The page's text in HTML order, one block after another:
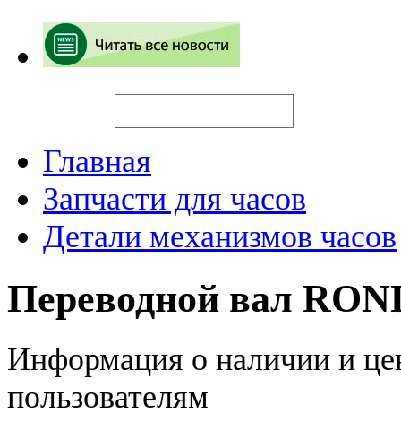
Главная
Запчасти для часов
Детали механизмов часов
Переводной вал
Информация о наличии и
пользователям